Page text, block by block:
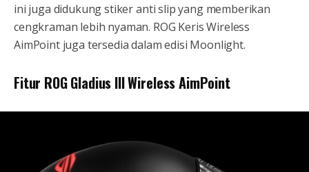
ini juga didukung stiker anti slip yang memberikan
cengkraman lebih nyaman. ROG Keris Wireless
AimPoint juga tersedia dalam edisi Moonlight.
Fitur ROG Gladius III Wireless AimPoint